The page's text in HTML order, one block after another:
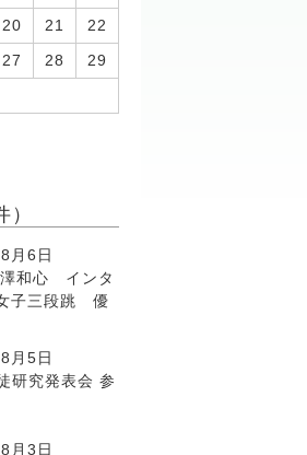
20 21 22
27 28 29
月6日
和心 インタ
子三段跳 優
月5日
研究発表会 参
月3日